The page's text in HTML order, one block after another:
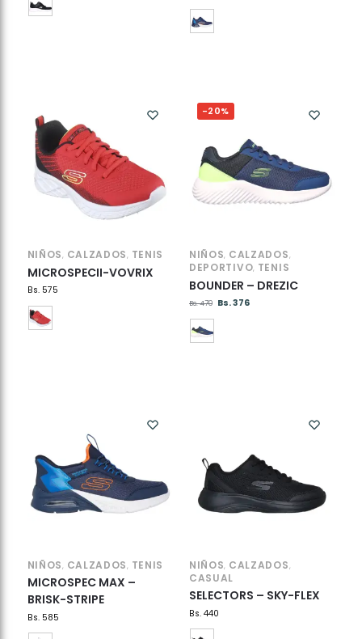
NIÑOS, CALZADOS, TENIS
MICROSPECII-VOVRIX
Bs.575
-20%
NIÑOS, CALZADOS,
DEPORTIVO, TENIS
BOUNDER – DREZIC
Bs.470 Bs.376
NIÑOS, CALZADOS, TENIS
MICROSPEC MAX –
BRISK-STRIPE
Bs.585
NIÑOS, CALZADOS,
CASUAL
SELECTORS – SKY-FLEX
Bs.440